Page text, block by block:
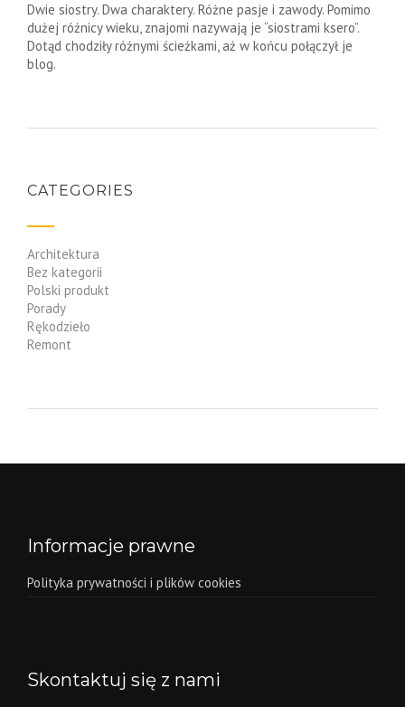
Dwie siostry. Dwa charaktery. Różne pasje i zawody. Pomimo
dużej różnicy wieku, znajomi nazywają je “siostrami ksero”.
Dotąd chodziły różnymi ścieżkami, aż w końcu połączył je
blog.
CATEGORIES
Architektura
Bez kategorii
Polski produkt
Porady
Rękodzieło
Remont
Informacje prawne
Polityka prywatności i plików cookies
Skontaktuj się z nami